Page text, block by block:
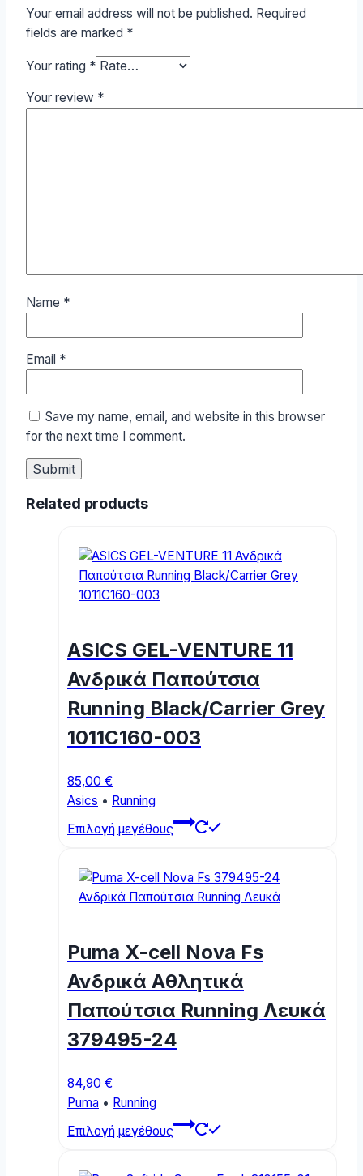
Your email address will not be published. Required
fields are marked *
Your rating *
Your review *
Name *
Email *
Save my name, email, and website in this browser
for the next time I comment.
Related products
ASICS GEL-VENTURE 11
Ανδρικά Παπούτσια
Running Black/Carrier Grey
1011C160-003
85,00 €
Asics • Running
Επιλογή μεγέθους
This
multiple
variants.
may
be
chosen
on
Puma X-cell Nova Fs
Ανδρικά Αθλητικά
Παπούτσια Running Λευκά
379495-24
84,90 €
Puma • Running
Επιλογή μεγέθους
This